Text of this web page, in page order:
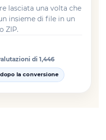
lasciata una volta che
insieme di file in un
ZIP.
di 1,446
la conversione